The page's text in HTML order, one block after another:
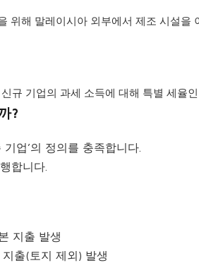
위해 말레이시아 외부에서 제조 시설을
규 기업의 과세 소득에 대해 특별 세율
?
업’의 정의를 충족합니다.
합니다.
지출 발생
출(토지 제외) 발생